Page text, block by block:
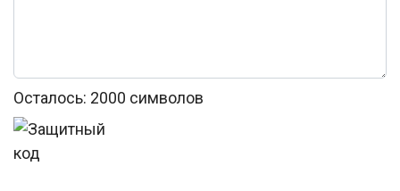
Осталось: 2000 символов